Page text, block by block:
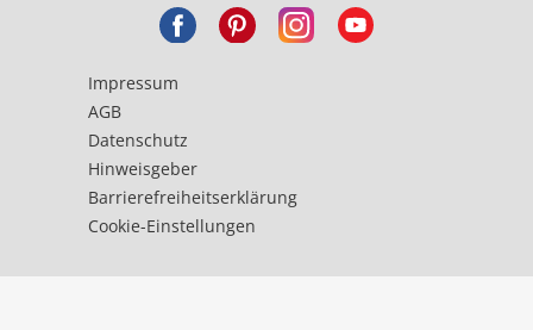
Impressum
AGB
Datenschutz
Hinweisgeber
Barrierefreiheitserklärung
Cookie-Einstellungen